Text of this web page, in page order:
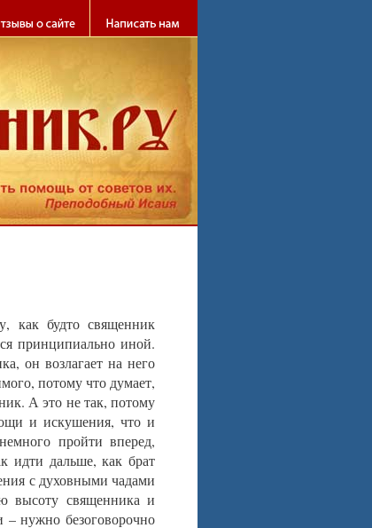
как будто священник
принципиально иной.
он возлагает на него
потому что думает,
А это не так, потому
и искушения, что и
пройти вперед,
идти дальше, как брат
с духовными чадами
высоту священника и
нужно безоговорочно